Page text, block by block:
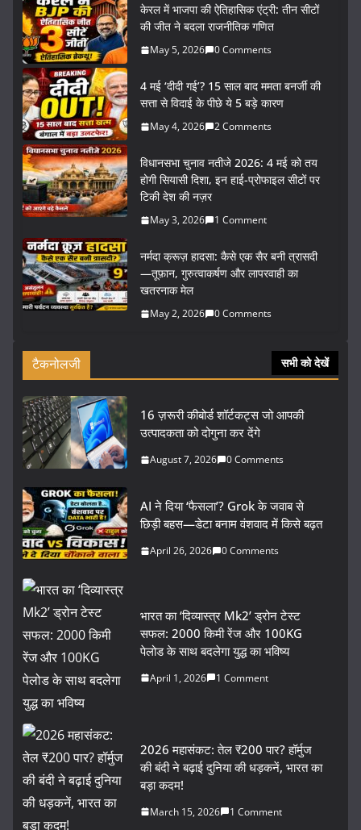
केरल में भाजपा की ऐतिहासिक एंट्री: तीन सीटों
की जीत ने बदला राजनीतिक गणित
May 5, 2026 0 Comments
4 मई ‘दीदी गई’? 15 साल बाद ममता बनर्जी की
सत्ता से विदाई के पीछे ये 5 बड़े कारण
May 4, 2026 2 Comments
विधानसभा चुनाव नतीजे 2026: 4 मई को तय
होगी सियासी दिशा, इन हाई-प्रोफाइल सीटों पर
टिकी देश की नज़र
May 3, 2026 1 Comment
नर्मदा क्रूज़ हादसा: कैसे एक सैर बनी त्रासदी
—तूफ़ान, गुरुत्वाकर्षण और लापरवाही का
खतरनाक मेल
May 2, 2026 0 Comments
टैकनोलजी सभी को देखें
16 ज़रूरी कीबोर्ड शॉर्टकट्स जो आपकी
उत्पादकता को दोगुना कर देंगे
August 7, 2026 0 Comments
AI ने दिया ‘फैसला’? Grok के जवाब से
छिड़ी बहस—डेटा बनाम वंशवाद में किसे बढ़त
April 26, 2026 0 Comments
भारत का ‘दिव्यास्त्र Mk2’ ड्रोन टेस्ट
सफल: 2000 किमी रेंज और 100KG
पेलोड के साथ बदलेगा युद्ध का भविष्य
April 1, 2026 1 Comment
2026 महासंकट: तेल ₹200 पार? हॉर्मुज
की बंदी ने बढ़ाई दुनिया की धड़कनें, भारत का
बड़ा कदम!
March 15, 2026 1 Comment